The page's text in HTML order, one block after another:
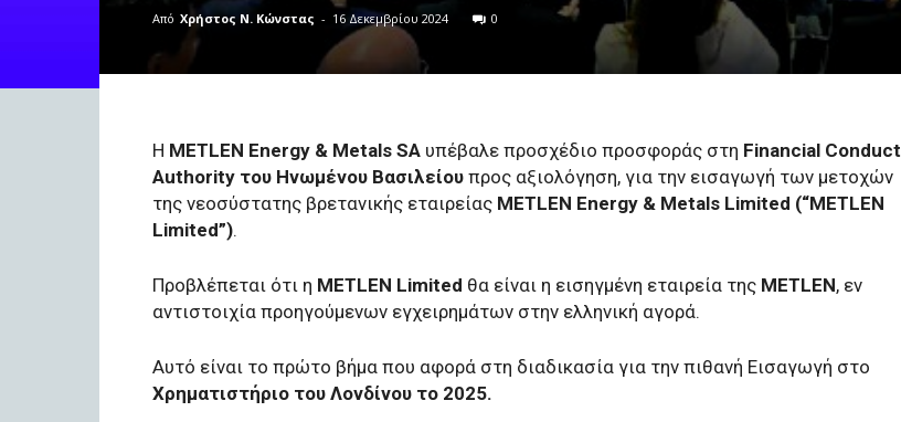
Από Χρήστος Ν. Κώνστας - 16 Δεκεμβρίου 2024 0
Η METLEN Energy & Metals SA υπέβαλε προσχέδιο προσφοράς στη Financial Conduct
Authority του Ηνωμένου Βασιλείου προς αξιολόγηση, για την εισαγωγή των μετοχών
της νεοσύστατης βρετανικής εταιρείας MΕTLEN Energy & Metals Limited (“MΕTLEN
Limited”).
Προβλέπεται ότι η MΕTLEN Limited θα είναι η εισηγμένη εταιρεία της MΕTLEN, εν
αντιστοιχία προηγούμενων εγχειρημάτων στην ελληνική αγορά.
Αυτό είναι το πρώτο βήμα που αφορά στη διαδικασία για την πιθανή Εισαγωγή στο
Χρηματιστήριο του Λονδίνου το 2025.